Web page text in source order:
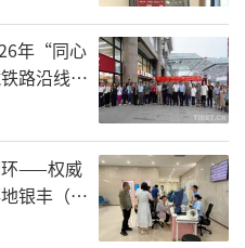
年“同心
路沿线公
环——权威
银丰（济